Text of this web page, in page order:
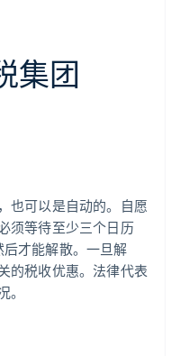
集团
也可以是自动的。自愿
须等待至少三个日历
后才能解散。一旦解
的税收优惠。法律代表
。